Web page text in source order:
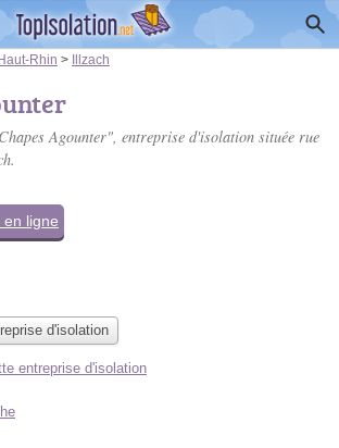
Rhin > Illzach
Agounter", entreprise d'isolation située rue
en ligne
d'isolation
entreprise d'isolation